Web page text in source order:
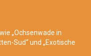
„Ochsenwade in
Sud“ und „Exotische